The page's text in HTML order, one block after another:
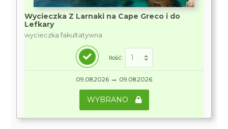
Wycieczka Z Larnaki na Cape Greco i do
Lefkary
wycieczka fakultatywna
Ilość:
09.08.2026 → 09.08.2026
WYBRANO